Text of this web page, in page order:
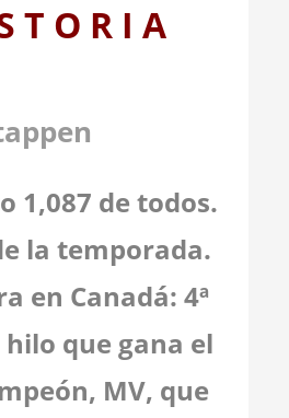
T O R I A
1,087 de todos.
la temporada.
en Canadá: 4ª
que gana el
MV, que